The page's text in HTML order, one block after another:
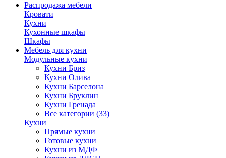
Распродажа мебели
Кровати
Кухни
Кухонные шкафы
Шкафы
Мебель для кухни
Модульные кухни
Кухни Бриз
Кухни Олива
Кухни Барселона
Кухни Бруклин
Кухни Гренада
Все категории (33)
Кухни
Прямые кухни
Готовые кухни
Кухни из МДФ